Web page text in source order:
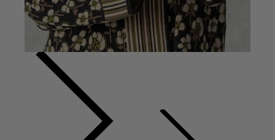
Styles de vétements
Vêtements en lin
Robes de style hippie
Grandes Tailles
Une mode scandinave